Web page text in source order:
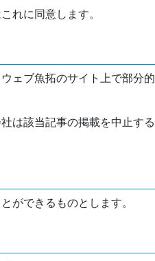
れに同意します。
ェブ魚拓のサイト上で部分的
は該当記事の掲載を中止する
ができるものとします。